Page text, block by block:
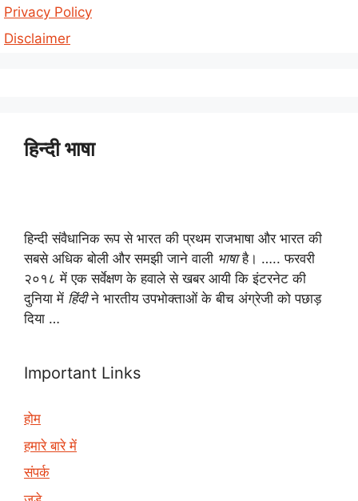
Privacy Policy
Disclaimer
हिन्दी भाषा
हिन्दी संवैधानिक रूप से भारत की प्रथम राजभाषा और भारत की
सबसे अधिक बोली और समझी जाने वाली भाषाहै। ….. फरवरी
२०१८ में एक सर्वेक्षण के हवाले से खबर आयी कि इंटरनेट की
दुनिया में हिंदीने भारतीय उपभोक्ताओं के बीच अंग्रेजी को पछाड़
दिया …
Important Links
होम
हमारे बारे में
संपर्क